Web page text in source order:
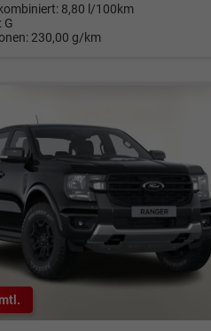
8,80 l/100km
G
230,00 g/km